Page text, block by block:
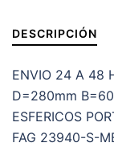
B=60mm
cantidad
DESCRIPCIÓN
ENVIO 24 A 48
D=280mm
ESFERICOS
FAG 23940-S-